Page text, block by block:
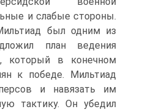
и слабые стороны.
был одним из
план ведения
который в конечном
к победе. Мильтиад
и навязать им
тактику. Он убедил